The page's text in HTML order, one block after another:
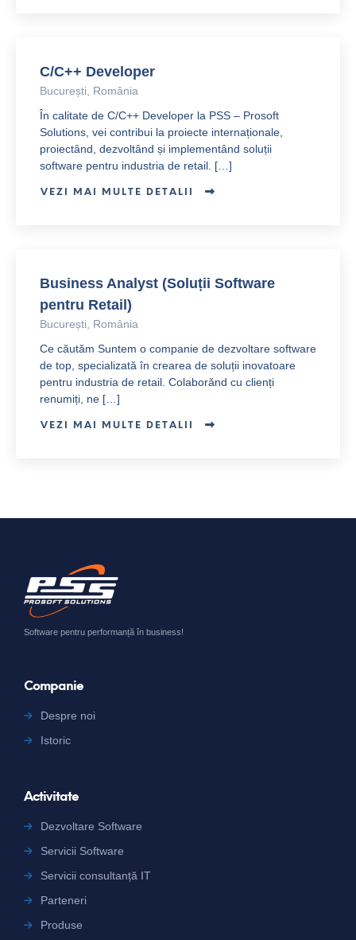
C/C++ Developer
București, România
În calitate de C/C++ Developer la PSS – Prosoft
Solutions, vei contribui la proiecte internaționale,
proiectând, dezvoltând și implementând soluții
software pentru industria de retail. […]
VEZI MAI MULTE DETALII
Business Analyst (Soluții Software
pentru Retail)
București, România
Ce căutăm Suntem o companie de dezvoltare software
de top, specializată în crearea de soluții inovatoare
pentru industria de retail. Colaborănd cu clienți
renumiți, ne […]
VEZI MAI MULTE DETALII
Software pentru performanță în business!
Companie
Despre noi
Istoric
Activitate
Dezvoltare Software
Servicii Software
Servicii consultanță IT
Parteneri
Produse